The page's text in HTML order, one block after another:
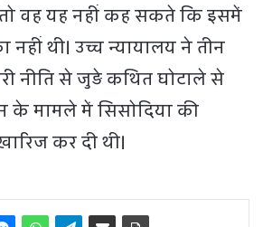
वह यह नहीं कह सकते कि इसमें
थी। उच्च न्यायालय ने तीन
नीति से जुड़े कथित घोटाले से
मामले में सिसोदिया की
कर दी थी।